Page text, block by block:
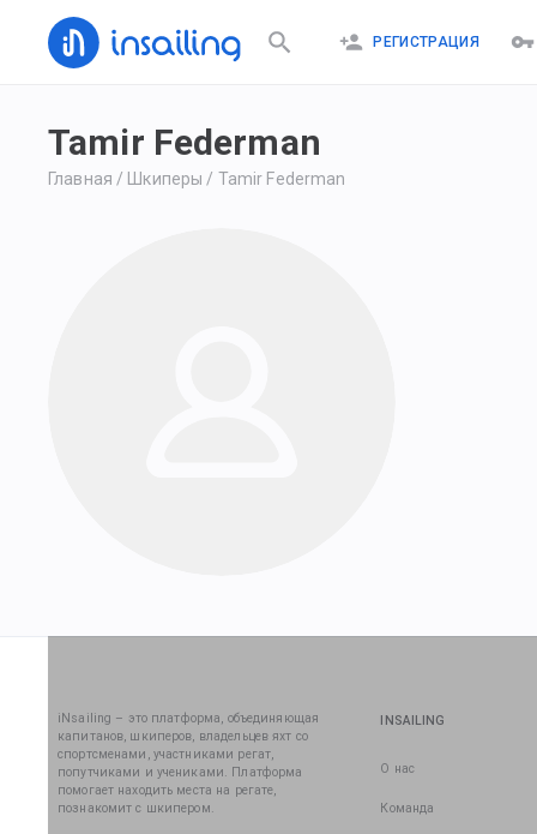
РЕГИСТРАЦИЯ
Tamir Federman
Главная / Шкиперы / Tamir Federman
iNsailing – это платформа, объединяющая
капитанов, шкиперов, владельцев яхт со
спортсменами, участниками регат,
попутчиками и учениками. Платформа
помогает находить места на регате,
познакомит с шкипером.
INSAILING
О нас
Команда